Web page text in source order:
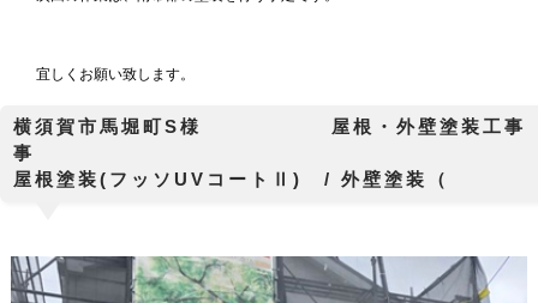
宜しくお願い致します。
横須賀市馬堀町S様 屋根・外壁塗装工事
屋根塗装(フッソUVコートⅡ) / 外壁塗